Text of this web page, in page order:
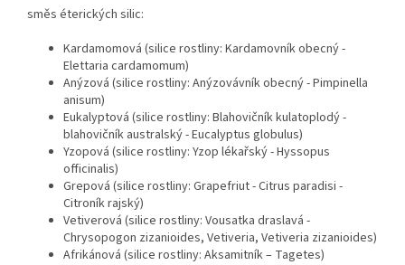
směs éterických silic:
Kardamomová (silice rostliny: Kardamovník obecný -
Elettaria cardamomum)
Anýzová (silice rostliny: Anýzovávník obecný - Pimpinella
anisum)
Eukalyptová (silice rostliny: Blahovičník kulatoplodý -
blahovičník australský - Eucalyptus globulus)
Yzopová (silice rostliny: Yzop lékařský - Hyssopus
officinalis)
Grepová (silice rostliny: Grapefriut - Citrus paradisi -
Citroník rajský)
Vetiverová (silice rostliny: Vousatka draslavá -
Chrysopogon zizanioides, Vetiveria, Vetiveria zizanioides)
Afrikánová (silice rostliny: Aksamitník – Tagetes)